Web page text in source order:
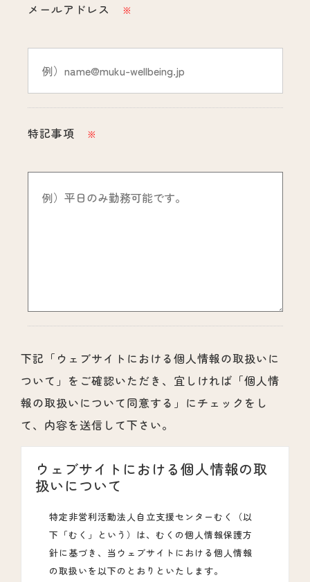
メールアドレス ※
特記事項 ※
下記「ウェブサイトにおける個人情報の取扱いに
ついて」をご確認いただき、宜しければ「個人情
報の取扱いについて同意する」にチェックをし
て、内容を送信して下さい。
ウェブサイトにおける個人情報の取
扱いについて
特定非営利活動法人自立支援センターむく（以
下「むく」という）は、むくの個人情報保護方
針に基づき、当ウェブサイトにおける個人情報
の取扱いを以下のとおりといたします。